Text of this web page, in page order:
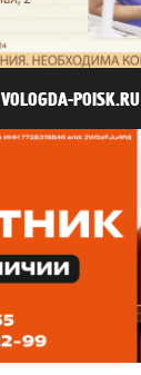
VOLOGDA-POISK.RU